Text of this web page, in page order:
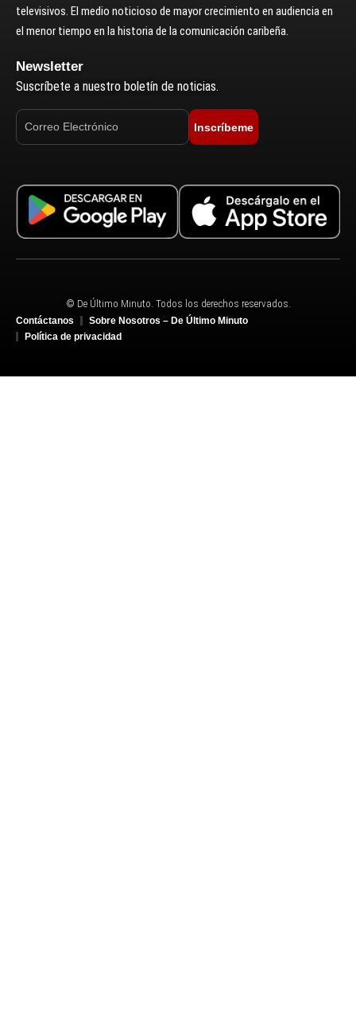
televisivos. El medio noticioso de mayor crecimiento en audiencia en
el menor tiempo en la historia de la comunicación caribeña.
Newsletter
Suscríbete a nuestro boletín de noticias.
Inscríbeme
© De Último Minuto. Todos los derechos reservados.
Contáctanos
Sobre Nosotros – De Último Minuto
Política de privacidad